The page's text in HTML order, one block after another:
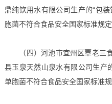
鼎纯饮用水有限公司生产的“包
胞菌不符合食品安全国家标准规定
（四）河池市宜州区覃老三食
县玉泉天然山泉水有限公司生产
单胞菌不符合食品安全国家标准规